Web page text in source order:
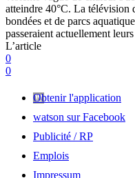
atteindre 40°C. La télévision
bondées et de parcs
passeraient actuellement
L’article
0
0
Obtenir l'application
watson sur Facebook
Publicité / RP
Emplois
Impressum